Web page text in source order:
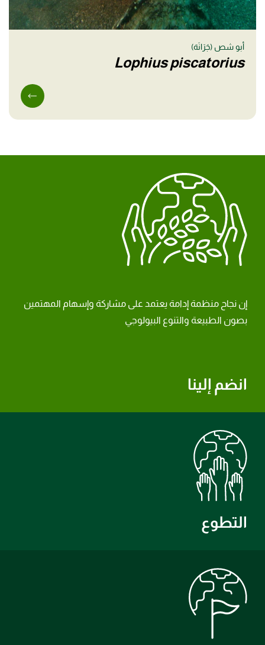
أبو شص (جَرَانَة)
Lophius piscatorius
انضم إلينا
إن نجاح منظمة إدامة يعتمد على مشاركة وإسهام المهتمين
بصون الطبيعة والتنوع البيولوجي
التطوع